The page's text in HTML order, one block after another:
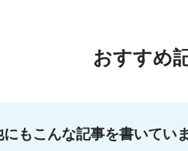
おすすめ
もこんな記事を書いてい